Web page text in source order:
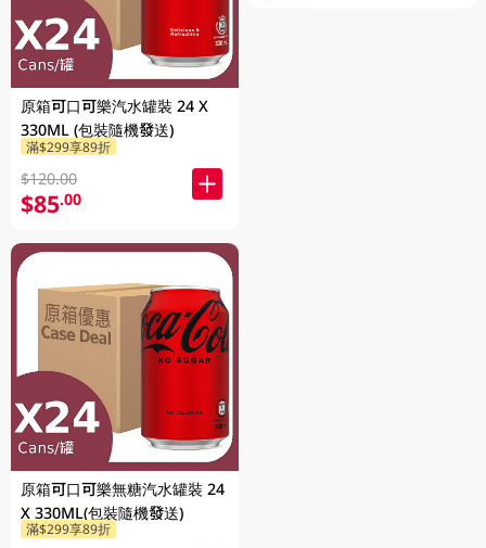
原箱可口可樂汽水罐裝 24 X
330ML (包裝隨機發送)
滿$299享89折
$120.00
$85.00
原箱可口可樂無糖汽水罐裝 24
X 330ML(包裝隨機發送)
滿$299享89折